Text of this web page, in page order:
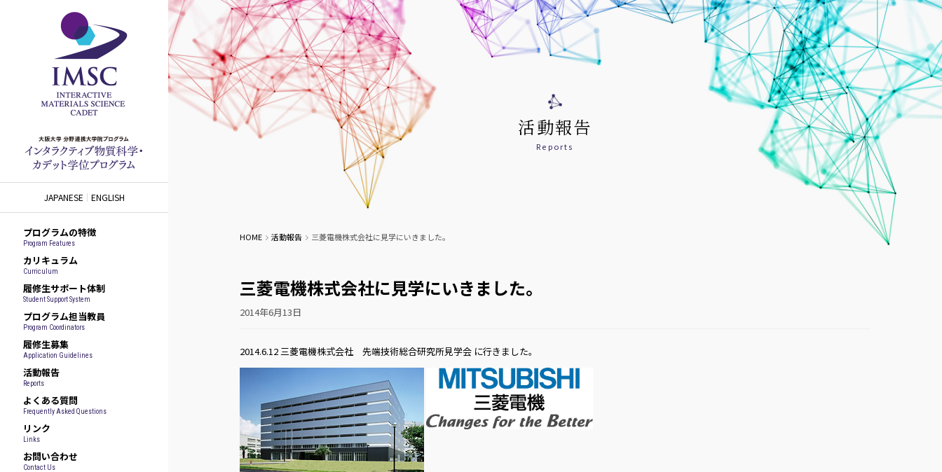
JAPANESE ENGLISH
プログラムの特徴
Program Features
カリキュラム
Curriculum
履修生サポート体制
Student Support System
プログラム担当教員
Program Coordinators
履修生募集
Application Guidelines
活動報告
Reports
よくある質問
Frequently Asked Questions
リンク
Links
お問い合わせ
Contact Us
活動報告
Reports
HOME 活動報告 三菱電機株式会社に見学にいきました。
三菱電機株式会社に見学にいきました。
2014年6月13日
2014.6.12 三菱電機株式会社 先端技術総合研究所見学会 に行きました。